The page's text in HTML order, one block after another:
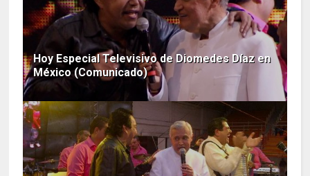
Hoy Especial Televisivo de Diomedes Díaz en
México (Comunicado)